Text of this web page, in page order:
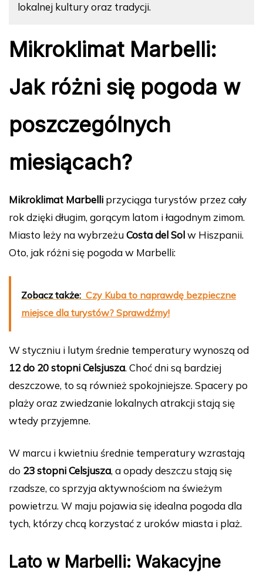
lokalnej kultury oraz tradycji.
Mikroklimat Marbelli:
Jak różni się pogoda w
poszczególnych
miesiącach?
Mikroklimat Marbelli przyciąga turystów przez cały
rok dzięki długim, gorącym latom i łagodnym zimom.
Miasto leży na wybrzeżuCosta del Solw Hiszpanii.
Oto, jak różni się pogoda w Marbelli:
Zobacz także: Czy Kuba to naprawdę bezpieczne
miejsce dla turystów? Sprawdźmy!
W styczniu i lutym średnie temperatury wynoszą od
12 do 20 stopni Celsjusza. Choć dni są bardziej
deszczowe, to są również spokojniejsze. Spacery po
plaży oraz zwiedzanie lokalnych atrakcji stają się
wtedy przyjemne.
W marcu i kwietniu średnie temperatury wzrastają
do 23 stopni Celsjusza, a opady deszczu stają się
rzadsze, co sprzyja aktywnościom na świeżym
powietrzu. W maju pojawia się idealna pogoda dla
tych, którzy chcą korzystać z uroków miasta i plaż.
Lato w Marbelli: Wakacyjne